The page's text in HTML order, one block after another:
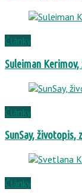
Články
Suleiman
Články
SunSay,
Články